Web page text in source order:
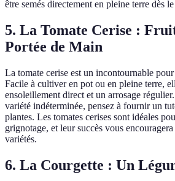
être semés directement en pleine terre dès
5. La Tomate Cerise :
Portée de Main
La tomate cerise est un incontournable
Facile à cultiver en pot ou en pleine terre,
ensoleillement direct et un arrosage
variété indéterminée, pensez à fournir un
plantes. Les tomates cerises sont idéales
grignotage, et leur succès vous
variétés.
6. La Courgette : Un